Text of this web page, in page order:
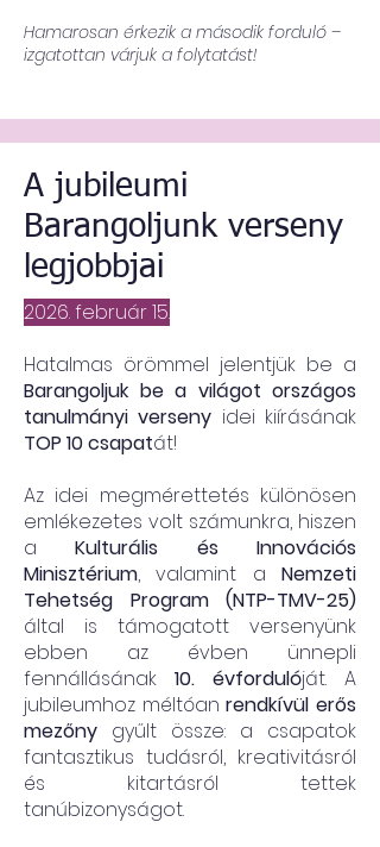
Hamarosan érkezik a második forduló –
izgatottan várjuk a folytatást!
A jubileumi
Barangoljunk verseny
legjobbjai
2026. február 15.
Hatalmas örömmel jelentjük be a
Barangoljuk be a világot országos
tanulmányi verseny idei kiírásának
TOP 10 csapatát!
Az idei megmérettetés különösen
emlékezetes volt számunkra, hiszen
aKulturális és Innovációs
Minisztérium, valamint a Nemzeti
Tehetség Program (NTP-TMV-25)
által is támogatott versenyünk
ebben az évben ünnepli
fennállásának 10. évfordulóját. A
jubileumhoz méltóanrendkívül erős
mezőny gyűlt össze: a csapatok
fantasztikus tudásról, kreativitásról
és kitartásról tettek
tanúbizonyságot.